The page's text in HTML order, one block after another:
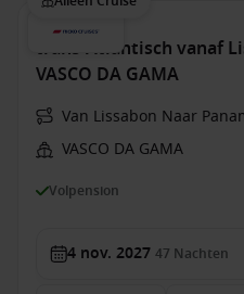
trans-Atlantisch vanaf
VASCO DA GAMA
Van Lissabon Naar
VASCO DA GAMA
Volpension
4 nov. 2027 47 Nachten